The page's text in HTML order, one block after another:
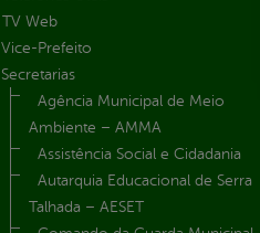
TV Web
Vice-Prefeito
Secretarias
Agência Municipal de Meio
Ambiente – AMMA
Assistência Social e Cidadania
Autarquia Educacional de Serra
Talhada – AESET